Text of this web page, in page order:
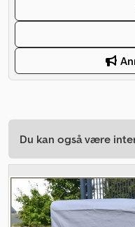
Du kan også være